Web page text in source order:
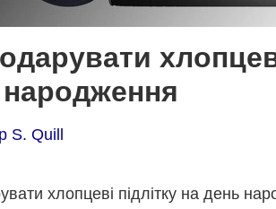
S. Quill
хлопцеві підлітку на день